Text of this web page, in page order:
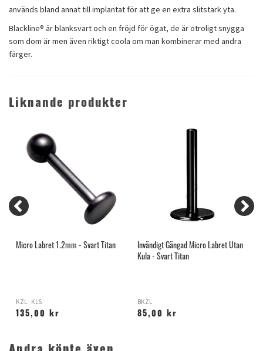
används bland annat till implantat för att ge en extra slitstark yta.
Blackline® är blanksvart och en fröjd för ögat, de är otroligt snygga
som dom är men även riktigt coola om man kombinerar med andra
färger.
Liknande produkter
Micro Labret 1.2mm - Svart Titan
KZL - KLS
135,00 kr
Invändigt Gängad Micro Labret Utan
Kula - Svart Titan
BKZL
85,00 kr